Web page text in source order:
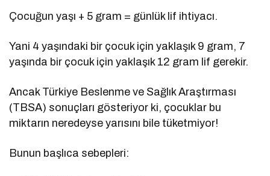
Çocuğun yaşı + 5 gram = günlük lif ihtiyacı.
Yani 4 yaşındaki bir çocuk için yaklaşık 9 gram, 7
yaşında bir çocuk için yaklaşık 12 gram lif gerekir.
Ancak Türkiye Beslenme ve Sağlık Araştırması
(TBSA) sonuçları gösteriyor ki, çocuklar bu
miktarın neredeyse yarısını bile tüketmiyor!
Bunun başlıca sebepleri: